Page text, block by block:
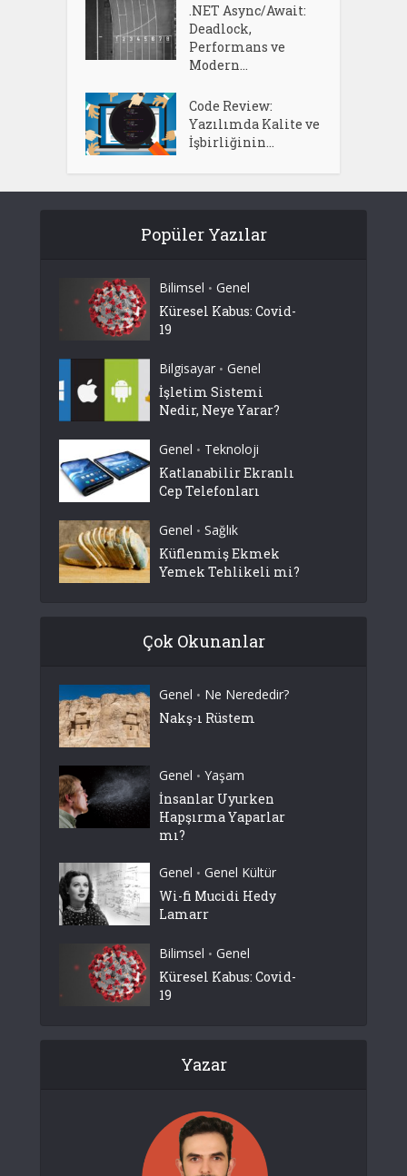
.NET Async/Await:
Deadlock,
Performans ve
Modern...
Code Review:
Yazılımda Kalite ve
İşbirliğinin...
Popüler Yazılar
Bilimsel • Genel
Küresel Kabus: Covid-
19
Bilgisayar • Genel
İşletim Sistemi
Nedir, Neye Yarar?
Genel • Teknoloji
Katlanabilir Ekranlı
Cep Telefonları
Genel • Sağlık
Küflenmiş Ekmek
Yemek Tehlikeli mi?
Çok Okunanlar
Genel • Ne Nerededir?
Nakş-ı Rüstem
Genel • Yaşam
İnsanlar Uyurken
Hapşırma Yaparlar
mı?
Genel • Genel Kültür
Wi-fi Mucidi Hedy
Lamarr
Bilimsel • Genel
Küresel Kabus: Covid-
19
Yazar